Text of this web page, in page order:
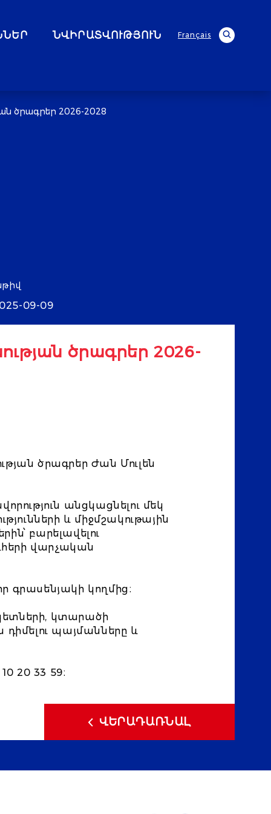
ՆՎԻՐԱՏՎՈՒԹՅՈՒՆ Français
ծրագրեր 2026-2028
09-09
ծրագրեր 2026-
ծրագրեր Ժան Մուլեն
անցկացնելու մեկ
և միջմշակութային
բարելավելու
վարչական
կողմից։
կտարածի
դիմելու պայմանները և
20 33 59։
ՎԵՐԱԴԱՌՆԱԼ